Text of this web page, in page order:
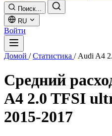
Поиск...
RU
Войти
Домой / Статистика / Audi A4
Средний
A4 2.0 TFSI
2015-2017